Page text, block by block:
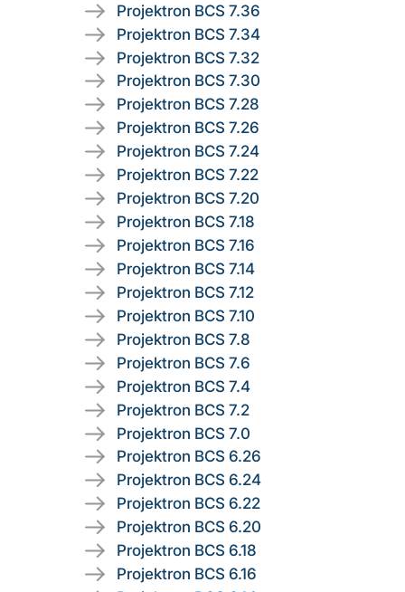
Projektron BCS 7.36
Projektron BCS 7.34
Projektron BCS 7.32
Projektron BCS 7.30
Projektron BCS 7.28
Projektron BCS 7.26
Projektron BCS 7.24
Projektron BCS 7.22
Projektron BCS 7.20
Projektron BCS 7.18
Projektron BCS 7.16
Projektron BCS 7.14
Projektron BCS 7.12
Projektron BCS 7.10
Projektron BCS 7.8
Projektron BCS 7.6
Projektron BCS 7.4
Projektron BCS 7.2
Projektron BCS 7.0
Projektron BCS 6.26
Projektron BCS 6.24
Projektron BCS 6.22
Projektron BCS 6.20
Projektron BCS 6.18
Projektron BCS 6.16